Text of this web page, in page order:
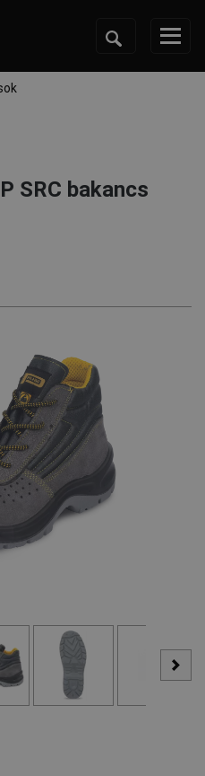
SRC bakancs